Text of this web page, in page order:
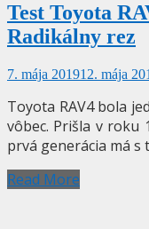
Test Toyota
Radikálny rez
7. mája 201912. mája
Toyota RAV4 bola
vôbec. Prišla v roku
prvá generácia má
Read More